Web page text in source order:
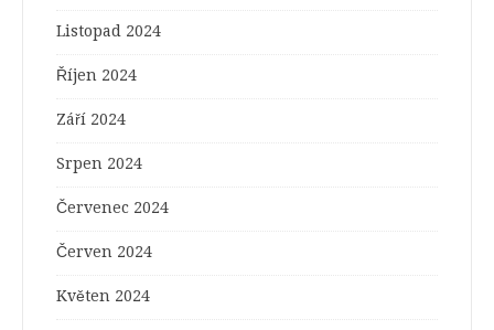
Listopad 2024
Říjen 2024
Září 2024
Srpen 2024
Červenec 2024
Červen 2024
Květen 2024